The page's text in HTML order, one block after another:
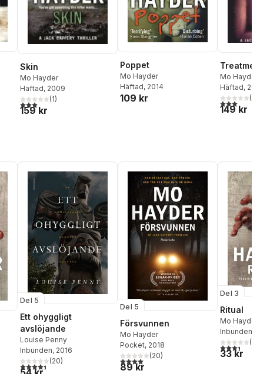
antal röster:
Skin
Mo Hayder
Häftad, 2009
3,0utav 5 stjärnor. Totalt antal röster:
(1)
159 kr
Poppet
Mo Hayder
Häftad, 2014
109 kr
Treatment
Mo Hayder
Häftad, 2008
3,0utav 5(
149 kr
antal röster:
Del 5
Ett ohyggligt
avslöjande
Louise Penny
Inbunden, 2016
4,4utav 5 stjärnor. Totalt antal röster:
(20)
Del 5
Försvunnen
Mo Hayder
Pocket, 2018
4,0utav 5 stjärnor. Totalt antal röster:
(20)
89 kr
Del 3
Ritual
Mo Hayder
Inbunden
3,4utav 5(
33 kr